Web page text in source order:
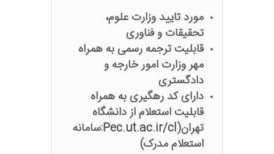
مورد تایید وزارت علوم،
تحقیقات و فناوری
قابلیت ترجمه رسمی به همراه
مهر وزارت امور خارجه و
دادگستری
دارای کد رهگیری به همراه
قابلیت استعلام از دانشگاه
تهران(Pec.ut.ac.ir/cl:سامانه
استعلام مدرک)